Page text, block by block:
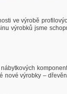
ve výrobě
výrobků jsme
nové výrobky –